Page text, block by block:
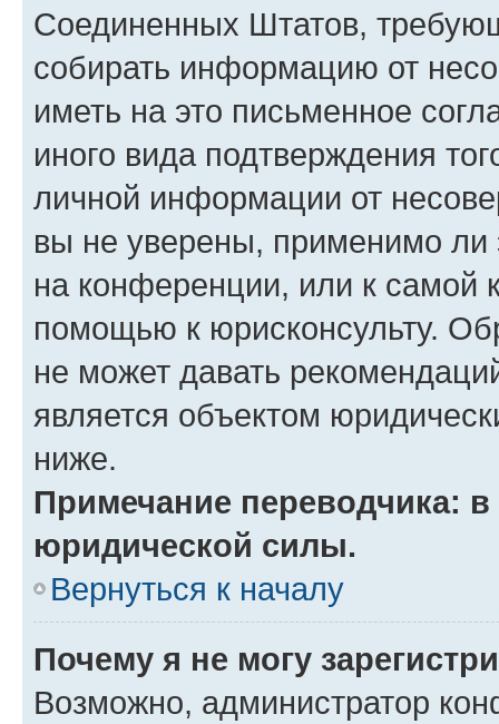
Соединенных Штатов,
собирать информацию от
иметь на это письменное
иного вида подтверждения
личной информации от
вы не уверены, применимо ли
на конференции, или к самой
помощью к юрисконсульту.
не может давать
является объектом
ниже.
Примечание переводчика:
юридической силы.
Вернуться к началу
Почему я не могу
Возможно, администратор